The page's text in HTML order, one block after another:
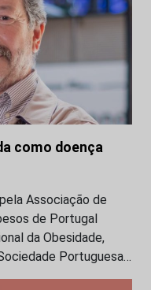
como doença
Associação de
de Portugal
da Obesidade,
Portuguesa…